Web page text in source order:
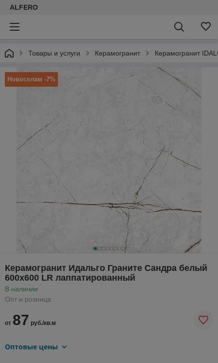
ALFERO
Товары и услуги Керамогранит Керамогранит
Новоселам -7%
Керамогранит Идальго Граните Сандра белый
600х600 LR лаппатированный
В наличии
Опт и розница
от 87 руб./кв.м
Оптовые цены